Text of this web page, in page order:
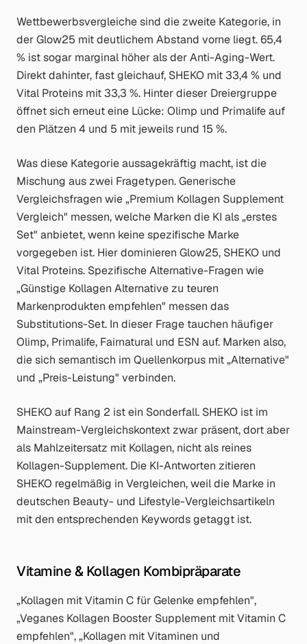
Wettbewerbsvergleiche sind die zweite Kategorie, in
der Glow25 mit deutlichem Abstand vorne liegt. 65,4
% ist sogar marginal höher als der Anti-Aging-Wert.
Direkt dahinter, fast gleichauf, SHEKO mit 33,4 % und
Vital Proteins mit 33,3 %. Hinter dieser Dreiergruppe
öffnet sich erneut eine Lücke: Olimp und Primalife auf
den Plätzen 4 und 5 mit jeweils rund 15 %.
Was diese Kategorie aussagekräftig macht, ist die
Mischung aus zwei Fragetypen. Generische
Vergleichsfragen wie„Premium Kollagen Supplement
Vergleich" messen, welche Marken die KI als „erstes
Set" anbietet, wenn keine spezifische Marke
vorgegeben ist. Hier dominieren Glow25, SHEKO und
Vital Proteins. Spezifische Alternative-Fragen wie
„Günstige Kollagen Alternative zu teuren
Markenprodukten empfehlen" messen das
Substitutions-Set. In dieser Frage tauchen häufiger
Olimp, Primalife, Fairnatural und ESN auf. Marken also,
die sich semantisch im Quellenkorpus mit „Alternative"
und „Preis-Leistung" verbinden.
SHEKO auf Rang 2 ist ein Sonderfall. SHEKO ist im
Mainstream-Vergleichskontext zwar präsent, dort aber
als Mahlzeitersatz mit Kollagen, nicht als reines
Kollagen-Supplement. Die KI-Antworten zitieren
SHEKO regelmäßig in Vergleichen, weil die Marke in
deutschen Beauty- und Lifestyle-Vergleichsartikeln
mit den entsprechenden Keywords getaggt ist.
Vitamine & Kollagen Kombipräparate
„Kollagen mit Vitamin C für Gelenke empfehlen",
„Veganes Kollagen Booster Supplement mit Vitamin C
empfehlen", „Kollagen mit Vitaminen und